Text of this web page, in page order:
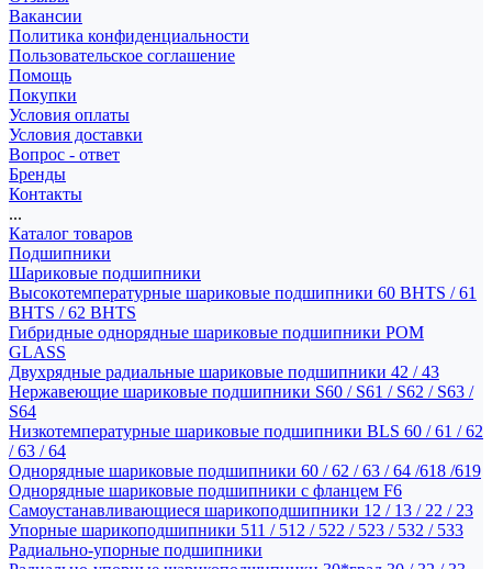
Вакансии
Политика конфиденциальности
Пользовательское соглашение
Помощь
Покупки
Условия оплаты
Условия доставки
Вопрос - ответ
Бренды
Контакты
...
Каталог товаров
Подшипники
Шариковые подшипники
Высокотемпературные шариковые подшипники 60 BHTS / 61
BHTS / 62 BHTS
Гибридные однорядные шариковые подшипники POM
GLASS
Двухрядные радиальные шариковые подшипники 42 / 43
Нержавеющие шариковые подшипники S60 / S61 / S62 / S63 /
S64
Низкотемпературные шариковые подшипники BLS 60 / 61 / 62
/ 63 / 64
Однорядные шариковые подшипники 60 / 62 / 63 / 64 /618 /619
Однорядные шариковые подшипники с фланцем F6
Самоустанавливающиеся шарикоподшипники 12 / 13 / 22 / 23
Упорные шарикоподшипники 511 / 512 / 522 / 523 / 532 / 533
Радиально-упорные подшипники